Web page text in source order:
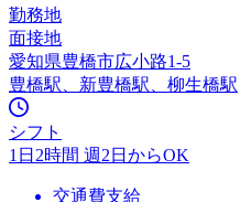
勤務地
面接地
愛知県豊橋市広小路1-5
豊橋駅、新豊橋駅、柳生橋駅
シフト
1日2時間 週2日からOK
交通費支給